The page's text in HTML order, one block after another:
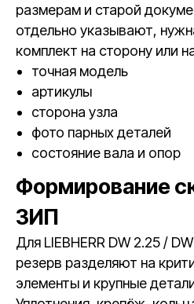
размерам и старой
отдельно указывают,
комплект на сторону или
точная модель
артикулы
сторона узла
фото парных деталей
состояние вала и опор
Формирование
ЗИП
Для LIEBHERR DW 2.25 /
резерв разделяют на
элементы и крупные